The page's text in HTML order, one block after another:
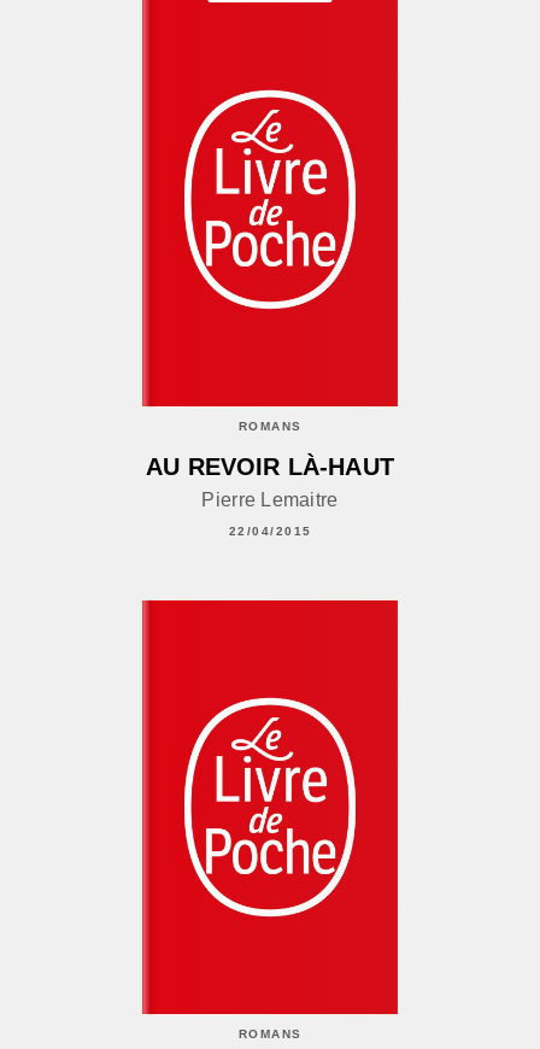
ROMANS
AU REVOIR LÀ-HAUT
Pierre Lemaitre
22/04/2015
ROMANS